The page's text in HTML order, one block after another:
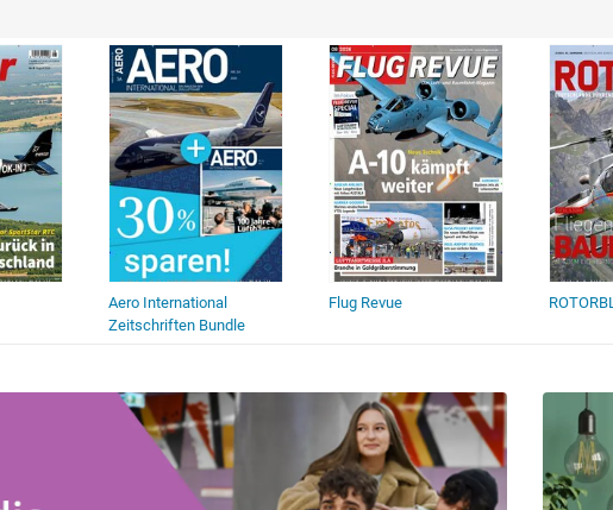
Aero International
Zeitschriften Bundle
Flug Revue